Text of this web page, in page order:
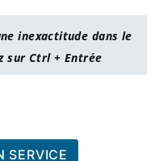
inexactitude dans le
sur Ctrl + Entrée
SERVICE